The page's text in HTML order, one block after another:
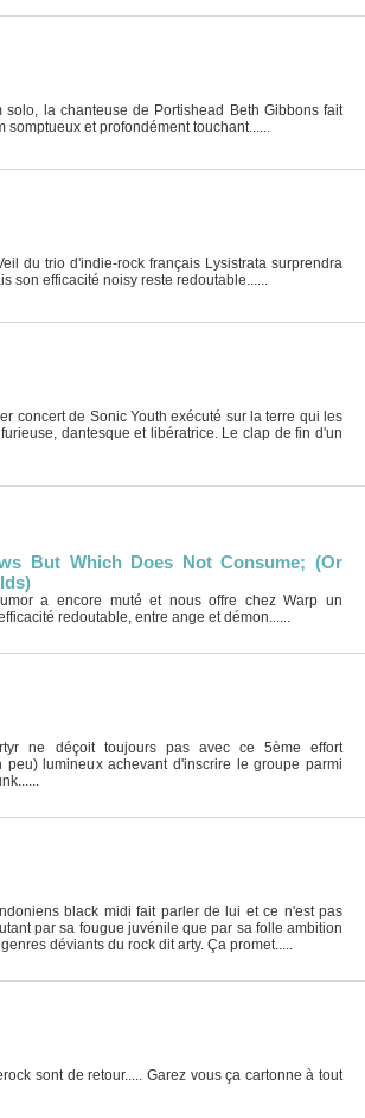
la chanteuse de Portishead Beth Gibbons fait
et profondément touchant......
du trio d'indie-rock français Lysistrata surprendra
son efficacité noisy reste redoutable......
concert de Sonic Youth exécuté sur la terre qui les
dantesque et libératrice. Le clap de fin d'un
But Which Does Not Consume; (Or
a encore muté et nous offre chez Warp un
redoutable, entre ange et démon......
ne déçoit toujours pas avec ce 5ème effort
peu) lumineux achevant d'inscrire le groupe parmi
black midi fait parler de lui et ce n'est pas
par sa fougue juvénile que par sa folle ambition
déviants du rock dit arty. Ça promet.....
sont de retour..... Garez vous ça cartonne à tout